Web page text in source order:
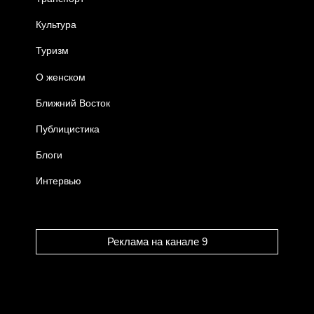
Культура
Туризм
О женском
Ближний Восток
Публицистика
Блоги
Интервью
Реклама на канале 9